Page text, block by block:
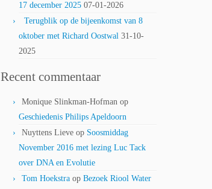
17 december 2025 07-01-2026
Terugblik op de bijeenkomst van 8
oktober met Richard Oostwal 31-10-
2025
Recent commentaar
Monique Slinkman-Hofman op
Geschiedenis Philips Apeldoorn
Nuyttens Lieve op Soosmiddag
November 2016 met lezing Luc Tack
over DNA en Evolutie
Tom Hoekstra op Bezoek Riool Water